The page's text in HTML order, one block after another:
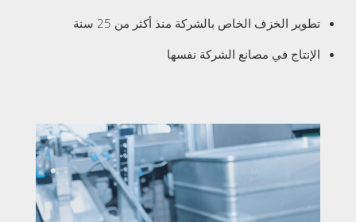
تطوير الخزف الخاص بالشركة منذ أكثر من 25 سنة
الإنتاج في مصانع الشركة نفسها